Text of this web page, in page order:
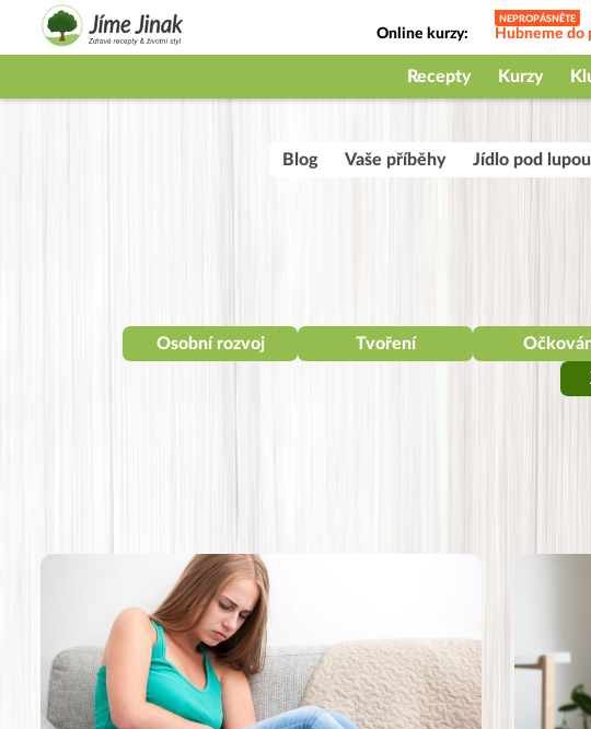
Online kurzy: Hubneme do
Jak na babičky
Recepty Kurzy
Blog Vaše příběhy Jídlo pod lupou
Osobní rozvoj Tvoření